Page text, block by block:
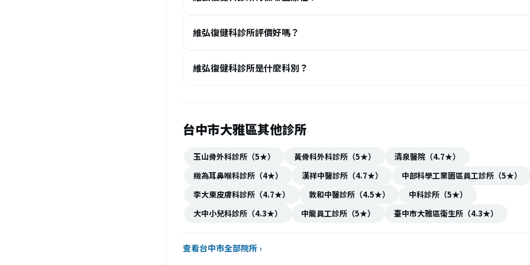
呼吸治療師、語言治療師、聽力師、牙體技術師、驗光師等，都可稱呼為「老師」
各種身體損傷、疾病和殘疾，並且可以制定全面的復健計劃。 物理治療師是專門從
療行為，但因為臺灣民眾健康意識提升，且人口高齡化，物理治療服務的範圍已擴大
治療師，影響民眾尋求專業人士的意願，而選擇...法源法律網 照會或醫囑為之。 所
說，物理治療師需要經過醫師的診斷後2021年8月20日 — 按照台灣法規（ 物理治療
條） 前往物理治療所前，建議先前往醫院或診所，由骨科、 復健科或其他專科醫師
理學評估與檢查，排 除系統性疾病及重大疾病後，最後再由物理治療師協助 介入。
骨質密度檢測｜營養點滴 4.687 則 Google 評論 位於臺中的復健中心 營業時間： 已
營業時間：09:00 高明復健科診所 ‑ 再生醫學/疼痛治療... 復健中心。
維弘復健科診所評價好嗎？
維弘復健科診所是什麼科別？
台中市大雅區其他診所
玉山骨外科診所（5★） 黃骨科外科診所（5★）
清泉醫院（4.7★）
緻為耳鼻喉科診所（4★）
漢祥中醫診所（4.7★）
中部科學工業園區員工診所（5★）
李大東皮膚科診所（4.7★）
敦和中醫診所（4.5★）
中科診所（5★）
大中小兒科診所（4.3★）
中龍員工診所（5★） 臺中市大雅區衛生所（4.3★）
查看台中市全部院所 ›